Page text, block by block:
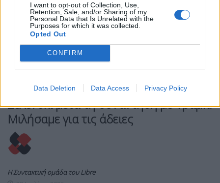
I want to opt-out of Collection, Use,
Retention, Sale, and/or Sharing of my
Personal Data that Is Unrelated with the
Purposes for which it was collected.
Opted Out
CONFIRM
Data Deletion Data Access Privacy Policy
ΚΌΣΜΟΣ
Ζελένσκι μετά τη συνάντηση με Τραμπ:
Μιλήσαμε για τις άδειες
Η Συντακτική ομάδα του Libre